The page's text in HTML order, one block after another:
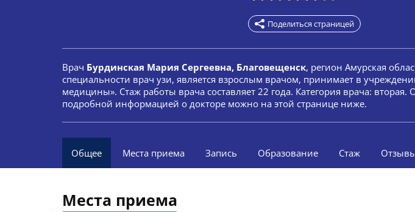
Поделиться страницей
Врач Бурдинская Мария Сергеевна, Благовещенск, регион Амурская
специальности врач узи, является взрослым врачом, принимает в
медицины». Стаж работы врача составляет 22 года. Категория врача: вторая.
подробной информацией о докторе можно на этой странице ниже.
Общее Места приема Запись Образование Стаж
Места приема